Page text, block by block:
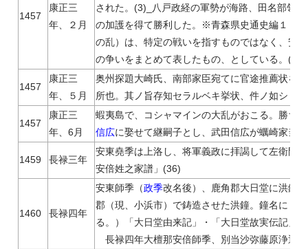
1457
康正三
年、２月
された。(3)_八戸政経の軍勢が海路、田名部領
の加護を得て勝利した。※青森県史通史編１（
の乱）は、特定の戦いを指すものではなく、安
の争いをまとめて表したもの、としている。(28)
1457
康正三
年、５月
奥州探題大崎氏、南部家臣宛てに官途推薦状を
所也。其ノ旨存知セラルベキ挙状、件ノ如シ
1457
康正三
年、6月
蝦夷島で、コシャマインの大乱がおこる。勝ち
信広に娶せて継嗣子とし、武田信広が蠣崎家当
1459 長禄三年
安東堯季は上洛し、将軍義政に拝謁して左衛門
安倍姓之家譜」(36)
1460 長禄四年
安東師季（政季改名後）、鹿角郡大日堂に洪鐘
郡（現、小浜市）で鋳造させた洪鐘。鐘名に「
る。）「大日堂由来記」・「大日堂故実伝記」
長禄四年大檀那安倍師季、別当沙弥藤原浄通